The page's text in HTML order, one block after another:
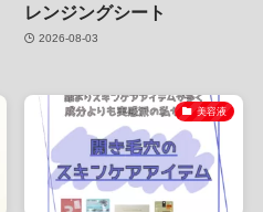
レンジングシート
2026-08-03
美容液